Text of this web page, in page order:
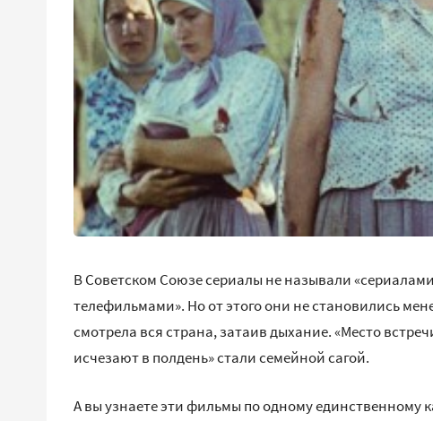
В Советском Союзе сериалы не называли
телефильмами». Но от этого они не становились
смотрела вся страна, затаив дыхание. «Место
исчезают в полдень» стали семейной сагой.
А вы узнаете эти фильмы по одному единственному